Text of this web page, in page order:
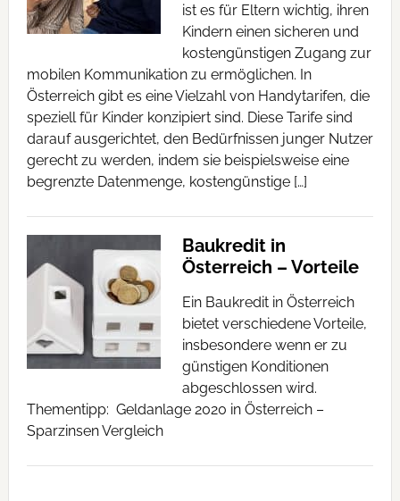
ist es für Eltern wichtig, ihren
Kindern einen sicheren und
kostengünstigen Zugang zur
mobilen Kommunikation zu ermöglichen. In
Österreich gibt es eine Vielzahl von Handytarifen, die
speziell für Kinder konzipiert sind. Diese Tarife sind
darauf ausgerichtet, den Bedürfnissen junger Nutzer
gerecht zu werden, indem sie beispielsweise eine
begrenzte Datenmenge, kostengünstige […]
Baukredit in
Österreich – Vorteile
Ein Baukredit in Österreich
bietet verschiedene Vorteile,
insbesondere wenn er zu
günstigen Konditionen
abgeschlossen wird.
Thementipp: Geldanlage 2020 in Österreich –
Sparzinsen Vergleich